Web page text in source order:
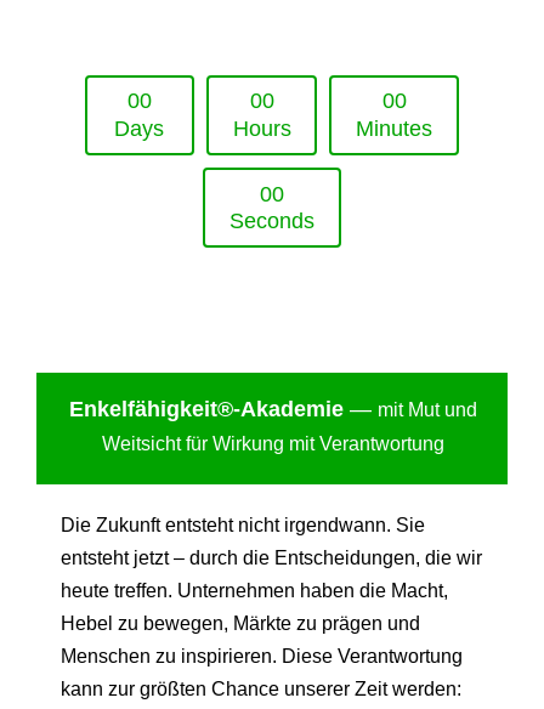
00
Days
00
Hours
00
Minutes
00
Seconds
Enkelfähigkeit®-Akademie — mit Mut und
Weitsicht für Wirkung mit Verantwortung
Die Zukunft entsteht nicht irgendwann. Sie
entsteht jetzt – durch die Entscheidungen, die wir
heute treffen. Unternehmen haben die Macht,
Hebel zu bewegen, Märkte zu prägen und
Menschen zu inspirieren. Diese Verantwortung
kann zur größten Chance unserer Zeit werden: